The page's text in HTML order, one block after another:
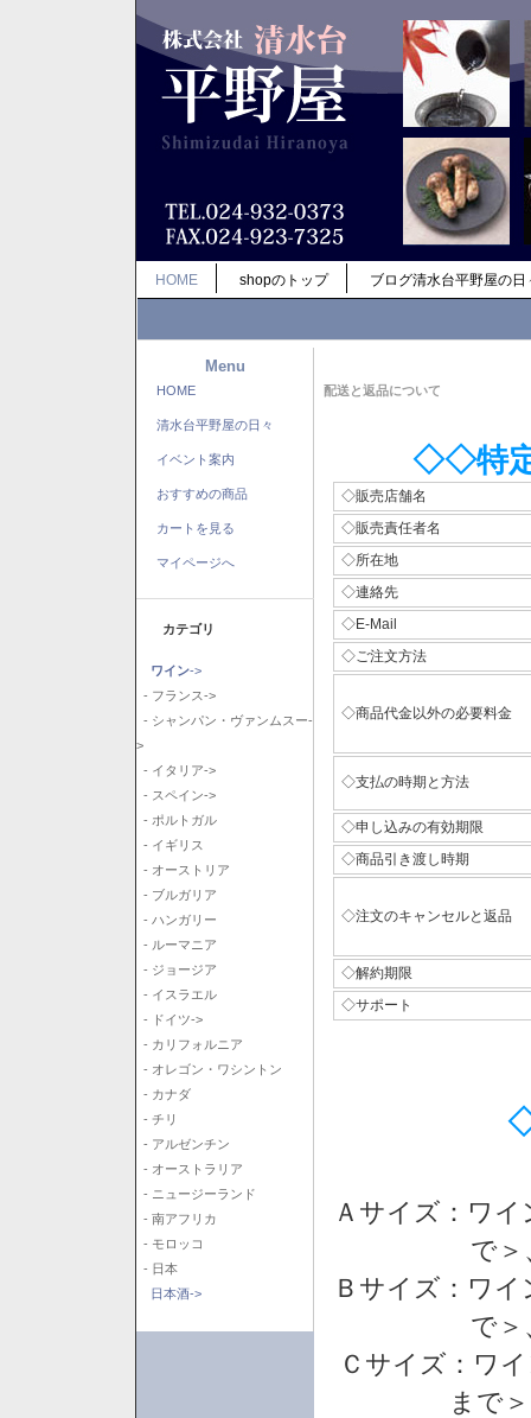
HOME shopのトップ ブログ清水台平野屋の日
Menu
HOME
清水台平野屋の日々
イベント案内
おすすめの商品
カートを見る
マイページへ
カテゴリ
ワイン->
- フランス->
- シャンパン・ヴァンムスー-
>
- イタリア->
- スペイン->
- ポルトガル
- イギリス
- オーストリア
- ブルガリア
- ハンガリー
- ルーマニア
- ジョージア
- イスラエル
- ドイツ->
- カリフォルニア
- オレゴン・ワシントン
- カナダ
- チリ
- アルゼンチン
- オーストラリア
- ニュージーランド
- 南アフリカ
- モロッコ
- 日本
日本酒->
配送と返品について
◇◇特
◇販売店舗名
◇販売責任者名
◇所在地
◇連絡先
◇E-Mail
◇ご注文方法
◇商品代金以外の必要料金
◇支払の時期と方法
◇申し込みの有効期限
◇商品引き渡し時期
◇注文のキャンセルと返品
◇解約期限
◇サポート
Ａサイズ：ワ
で
Ｂサイズ：ワ
で
Ｃサイズ：ワ
まで